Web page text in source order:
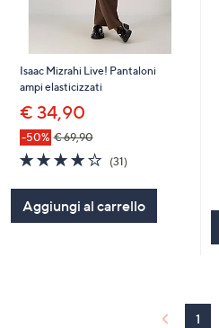
Isaac Mizrahi Live! Pantaloni
ampi elasticizzati
€ 34,90
-50% € 69,90
3.8
of
5
Stars
(31)31
Aggiungi al carrello
1